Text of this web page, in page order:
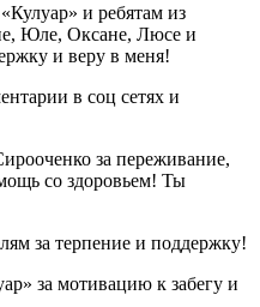
и ребятам из
Юле, Оксане, Люсе и
и веру в меня!
в соц сетях и
за переживание,
со здоровьем! Ты
за терпение и поддержку!
за мотивацию к забегу и